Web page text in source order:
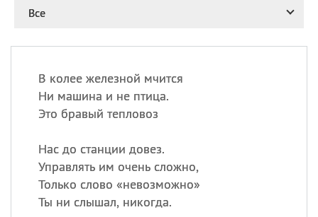
Все
В колее железной мчится
Ни машина и не птица.
Это бравый тепловоз
Нас до станции довез.
Управлять им очень сложно,
Только слово «невозможно»
Ты ни слышал, никогда.
день
рисового пудинга
09.08
Сегодня празднуют именины